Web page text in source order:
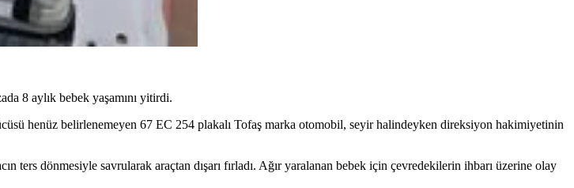
8 aylık bebek yaşamını yitirdi.
henüz belirlenemeyen 67 EC 254 plakalı Tofaş marka otomobil, seyir halindeyken direksiyon hakimiyetinin
ters dönmesiyle savrularak araçtan dışarı fırladı. Ağır yaralanan bebek için çevredekilerin ihbarı üzerine olay